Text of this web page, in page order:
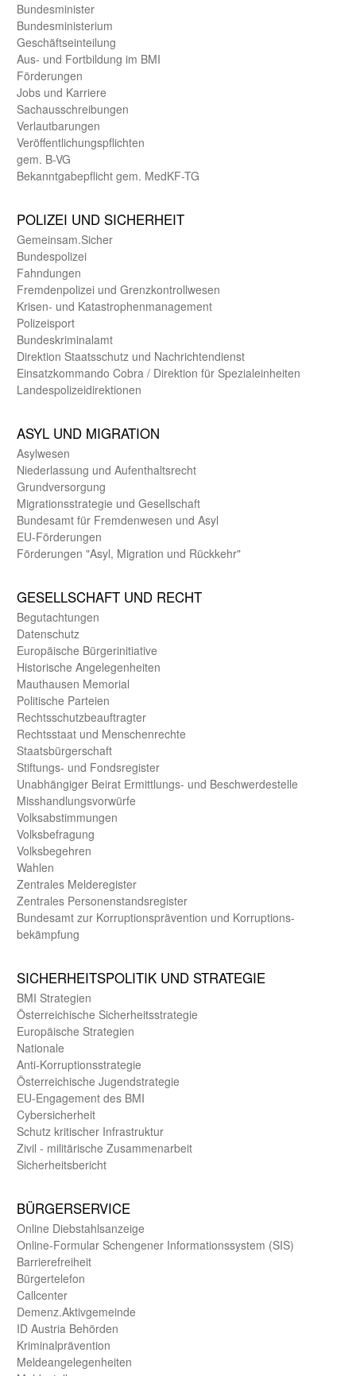
Bundes­minister
Bundes­ministerium
Geschäfts­einteilung
Aus- und Fortbildung im BMI
Förderungen
Jobs und Karriere
Sachaus­schreibungen
Verlautbarungen
Veröffentlichungspflichten
gem. B-VG
Bekanntgabepflicht gem. MedKF-TG
POLIZEI UND SICHER­HEIT
Gemein­sam.Sicher
Bundes­polizei
Fahndungen
Fremdenpolizei und Grenzkontrollwesen
Krisen- und Katastrophen­management
Polizeisport
Bundes­kriminal­amt
Direktion Staats­schutz und Nach­richten­dienst
Einsatz­kommando Cobra / Direktion für Spezialeinheiten
Landes­polizei­direk­tionen
ASYL UND MIGRA­TION
Asyl­wesen
Nieder­lassung und Aufent­halts­recht
Grund­versorgung
Migrations­strategie und Gesell­schaft
Bundes­amt für Fremden­wesen und Asyl
EU-Förde­rungen
Förderungen "Asyl, Migration und Rückkehr"
GE­SELL­SCHAFT UND RECHT
Begut­achtungen
Daten­schutz
Europäische Bürger­initiative
Historische Angelegen­heiten
Mauthausen Memorial
Politische Parteien
Rechts­schutz­beauftragter
Rechts­staat und Menschen­rechte
Staats­bürger­schaft
Stiftungs- und Fonds­register
Unab­hängiger Beirat Ermittlungs- und Beschwerde­stelle
Misshandlungs­vorwürfe
Volks­abstimmungen
Volks­befragung
Volks­begehren
Wahlen
Zentrales Melde­register
Zentrales Personen­stands­register
Bundes­amt zur Korrup­tions­prävention und Korrup­tions­
bekämpfung
SICHER­HEITS­POLITIK UND STRATEGIE
BMI Strategien
Öster­reichische Sicherheits­strategie
Europäische Strategien
Nationale
Anti-Korruptions­strategie
Öster­reichische Jugend­strategie
EU-Engagement des BMI
Cybersicherheit
Schutz kritischer Infra­struktur
Zivil - militärische Zusammen­arbeit
Sicherheits­bericht
BÜRGER­SERVICE
Online Diebstahls­anzeige
Online-Formular Schengener Informationssystem (SIS)
Barriere­freiheit
Bürger­telefon
Call­center
Demenz.Aktiv­gemeinde
ID Austria Behörden
Kriminal­prävention
Melde­an­ge­le­gen­heiten